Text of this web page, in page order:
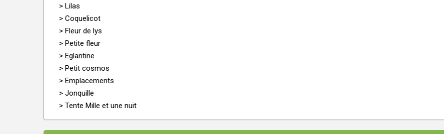
> Lilas
> Coquelicot
> Fleur de lys
> Petite fleur
> Eglantine
> Petit cosmos
> Emplacements
> Jonquille
> Tente Mille et une nuit